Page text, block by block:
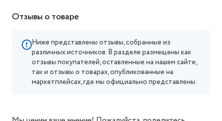
Отзывы о товаре
Ниже представлены отзывы, собранные из
различных источников. В разделе размещены как
отзывы покупателей, оставленные на нашем сайте,
так и отзывы о товарах, опубликованные на
маркетплейсах, где мы официально представлены.